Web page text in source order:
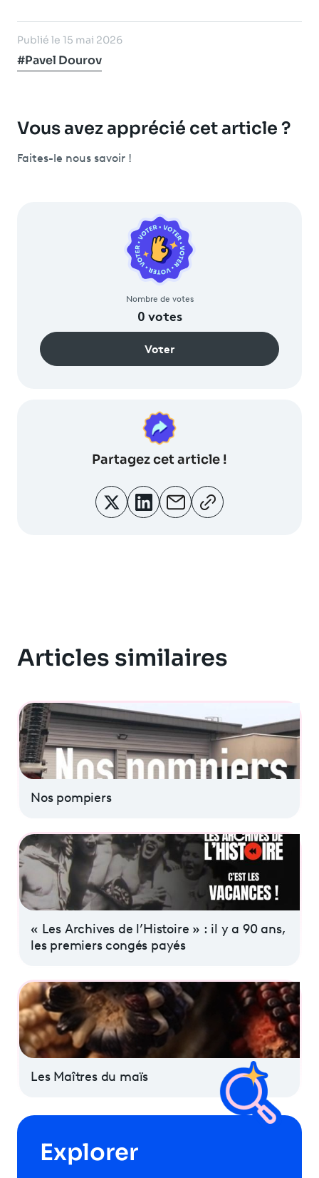
Publié le 15 mai 2026
#Pavel Dourov
Vous avez apprécié cet article ?
Faites-le nous savoir !
Nombre de votes
0votes
Voter
Partagezcet article !
Articles similaires
Nos pompiers
« Les Archives de l’Histoire » : il y a 90 ans,
les premiers congés payés
Les Maîtres du maïs
Explorer